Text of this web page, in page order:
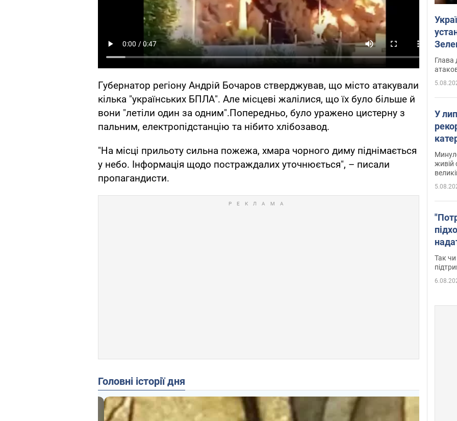
Губернатор регіону Андрій Бочаров стверджував, що місто атакували
кілька "українських БПЛА". Але місцеві жалілися, що їх було більше й
вони "летіли один за одним".Попередньо, було уражено цистерну з
пальним, електропідстанцію та нібито хлібозавод.
"На місці прильоту сильна пожежа, хмара чорного диму піднімається
у небо. Інформація щодо постраждалих уточнюється", – писали
пропагандисти.
Головні історії дня
Глава
У
живій
Так чи